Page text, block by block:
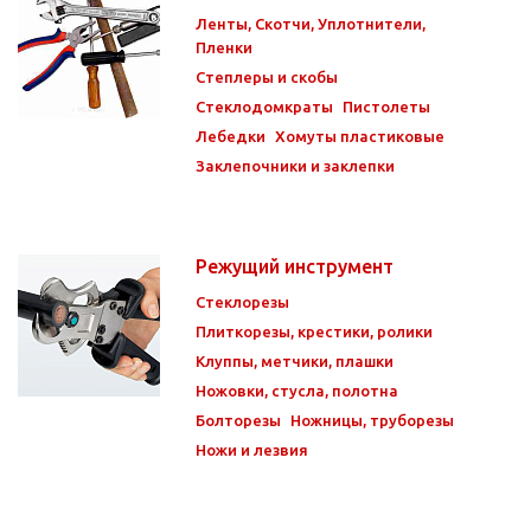
Ленты, Скотчи, Уплотнители,
Пленки
Степлеры и скобы
Стеклодомкраты
Пистолеты
Лебедки
Хомуты пластиковые
Заклепочники и заклепки
Режущий инструмент
Стеклорезы
Плиткорезы, крестики, ролики
Клуппы, метчики, плашки
Ножовки, стусла, полотна
Болторезы
Ножницы, труборезы
Ножи и лезвия